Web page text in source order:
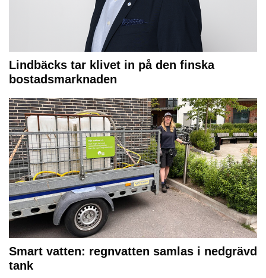
Lindbäcks tar klivet in på den finska
bostadsmarknaden
Smart vatten: regnvatten samlas i nedgrävd
tank